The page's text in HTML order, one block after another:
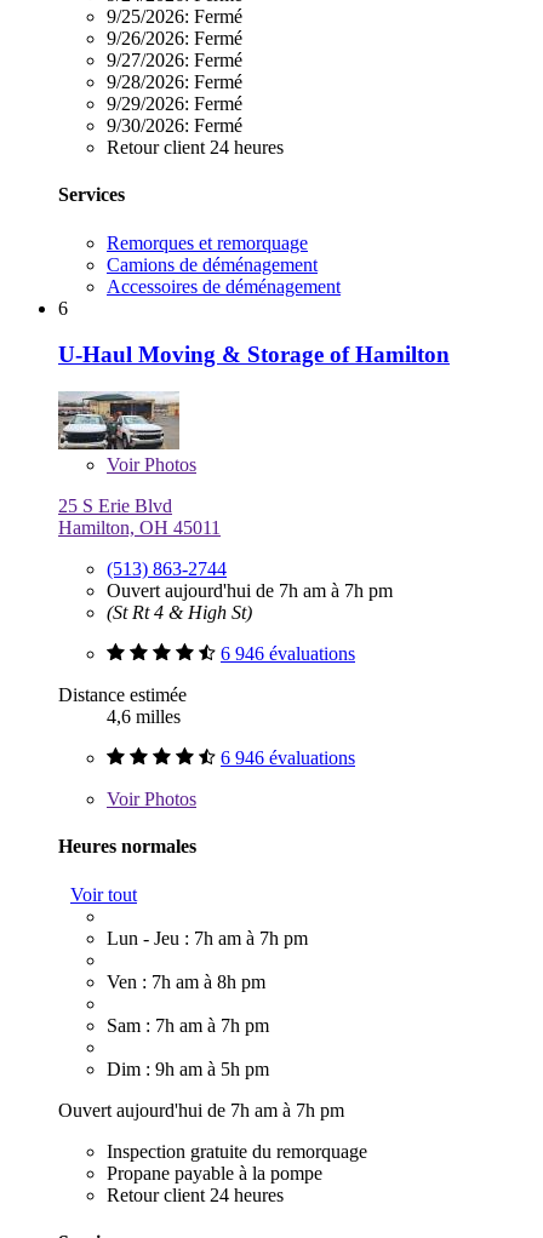
9/25/2026: Fermé
9/26/2026: Fermé
9/27/2026: Fermé
9/28/2026: Fermé
9/29/2026: Fermé
9/30/2026: Fermé
Retour client 24 heures
Services
Remorques et remorquage
Camions de déménagement
Accessoires de déménagement
6
U-Haul Moving & Storage of Hamilton
VoirPhotos
25 S Erie Blvd
Hamilton, OH 45011
(513) 863-2744
Ouvert aujourd'hui de 7h am à 7h pm
(St Rt 4 & High St)
6 946 évaluations
Distance estimée
4,6 milles
6 946 évaluations
VoirPhotos
Heures normales
Voir tout
Lun - Jeu : 7h am à 7h pm
Ven : 7h am à 8h pm
Sam : 7h am à 7h pm
Dim : 9h am à 5h pm
Ouvert aujourd'hui de 7h am à 7h pm
Inspection gratuite du remorquage
Propane payable à la pompe
Retour client 24 heures